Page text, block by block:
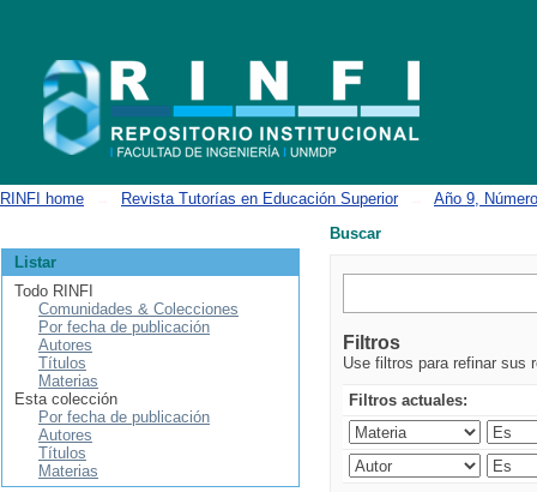
RINFI home Revista Tutorías en Educación Superior
Año 9,
Buscar
Filtros
Use filtros para refinar sus
Filtros actuales:
Listar
Todo RINFI
Comunidades & Colecciones
Por fecha de publicación
Autores
Títulos
Materias
Esta colección
Por fecha de publicación
Autores
Títulos
Materias